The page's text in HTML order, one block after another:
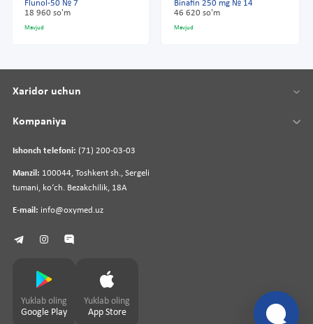
Flunol-50 № 7
18 960 so'm
Mavjud
Binafin 250 mg № 14
46 620 so'm
Mavjud
Ishonch telefoni: (71) 200-03-03
Manzil: 100044, Toshkent sh., Sergeli
tumani, koʻch. Bezakchilik, 18A
E-mail: info@oxymed.uz
Xaridor uchun
Kompaniya
Yuklab oling
Google Play
Yuklab oling
App Store